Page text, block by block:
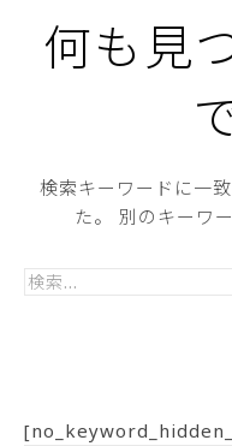
何も見
検索キーワードに一
た。 別のキーワ